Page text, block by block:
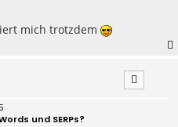
mich trotzdem
und SERPs?